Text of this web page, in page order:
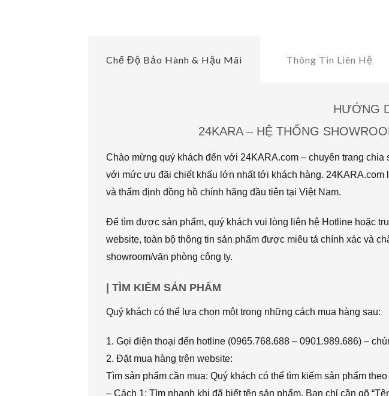
Chế Độ Bảo Hành & Hậu Mãi Thông Tin Liên Hệ
HƯỚNG
24KARA – HỆ THỐNG
Chào mừng quý khách đến với 24KARA.com – chuyên trang
với mức ưu đãi chiết khấu lớn nhất tới khách hàng.
và thẩm định đồng hồ chính hãng đầu tiên tại Việt Nam.
Để tìm được sản phẩm, quý khách vui lòng liên hệ Hotline hoặc
website, toàn bộ thông tin sản phẩm được miêu tả chính xác và
showroom/văn phòng công ty.
| TÌM KIẾM SẢN PHẨM
Quý khách có thể lựa chọn một trong những cách mua hàng sau:
1. Gọi điện thoại đến hotline (0965.768.688 – 0901.989.686) –
2. Đặt mua hàng trên website:
Tìm sản phẩm cần mua: Quý khách có thể tìm kiếm sản phẩm
– Cách 1: Tìm nhanh khi đã biết tên sản phẩm. Bạn chỉ cần gõ